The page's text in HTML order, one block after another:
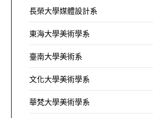
長榮大學媒體設計系
東海大學美術學系
臺南大學美術系
文化大學美術學系
華梵大學美術學系